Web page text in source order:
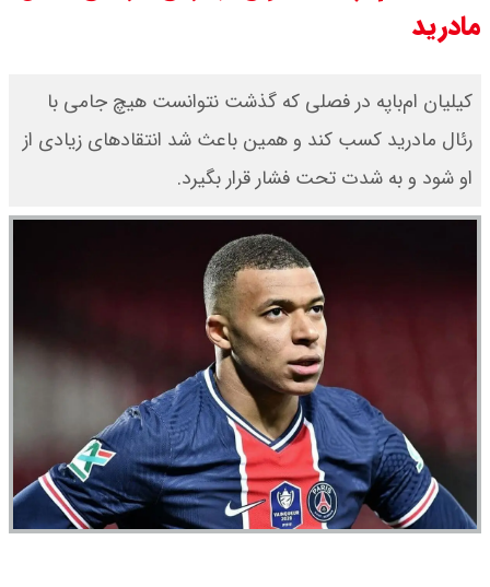
نفت صعودی شد + جدول
۱۴۰۵ / طلا صعودی شد + جدول
مادرید
کیلیان ام‌باپه در فصلی که گذشت نتوانست هیچ جامی با
رئال مادرید کسب کند و همین باعث شد انتقادهای زیادی از
او شود و به شدت تحت فشار قرار بگیرد.